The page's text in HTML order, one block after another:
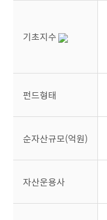
기초지수
펀드형태
순자산규모(억원)
자산운용사